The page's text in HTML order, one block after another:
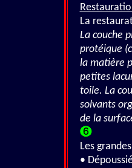
La
La couche
protéique
la matière
petites
toile. La
solvants
de la
Les
•